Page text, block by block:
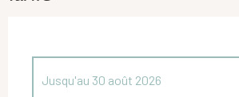
Jusqu'au 30 août 2026